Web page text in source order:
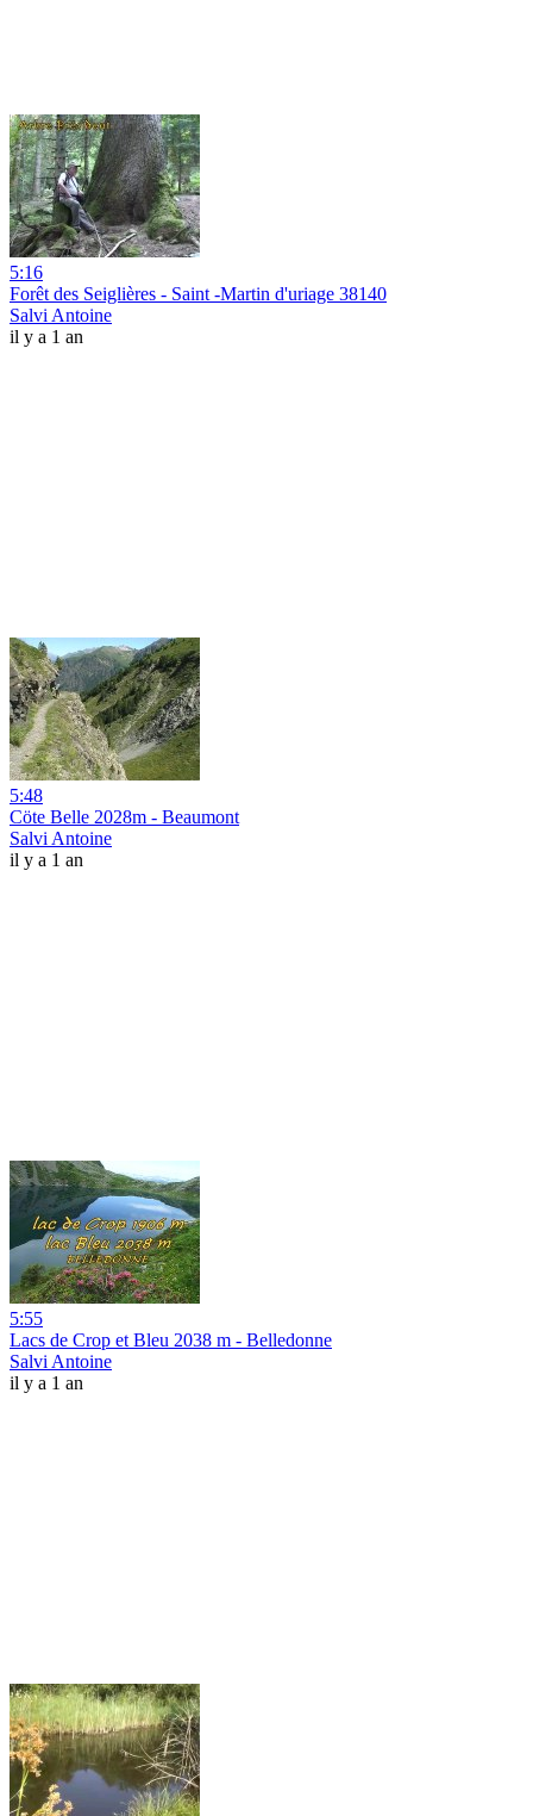
5:16
Forêt des Seiglières - Saint -Martin d'uriage 38140
Salvi Antoine
il y a 1 an
5:48
Cöte Belle 2028m - Beaumont
Salvi Antoine
il y a 1 an
5:55
Lacs de Crop et Bleu 2038 m - Belledonne
Salvi Antoine
il y a 1 an